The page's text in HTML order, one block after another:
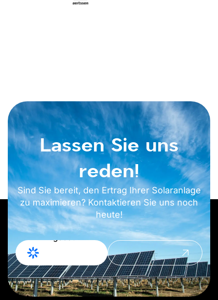
Lassen Sie uns
reden!
Sind Sie bereit, den Ertrag Ihrer Solaranlage
zu maximieren? Kontaktieren Sie uns noch
heute!
Angebot
anfordern
Kontakt
aufnehmen